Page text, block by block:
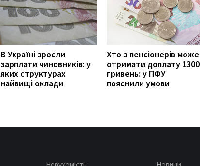
В Україні зросли
зарплати чиновників: у
яких структурах
найвищі оклади
Хто з пенсіонерів може
отримати доплату 1300
гривень: у ПФУ
пояснили умови